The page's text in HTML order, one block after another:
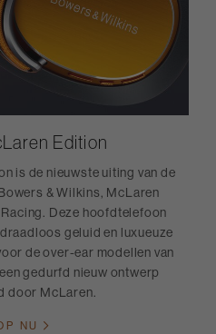
Edition
is de nieuwste uiting van de
& Wilkins, McLaren
Deze hoofdtelefoon
geluid en luxueuze
de over-ear modellen van
gedurfd nieuw ontwerp
door McLaren.
NU